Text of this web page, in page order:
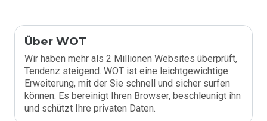
Über WOT
Wir haben mehr als 2 Millionen Websites überprüft,
Tendenz steigend. WOT ist eine leichtgewichtige
Erweiterung, mit der Sie schnell und sicher surfen
können. Es bereinigt Ihren Browser, beschleunigt ihn
und schützt Ihre privaten Daten.